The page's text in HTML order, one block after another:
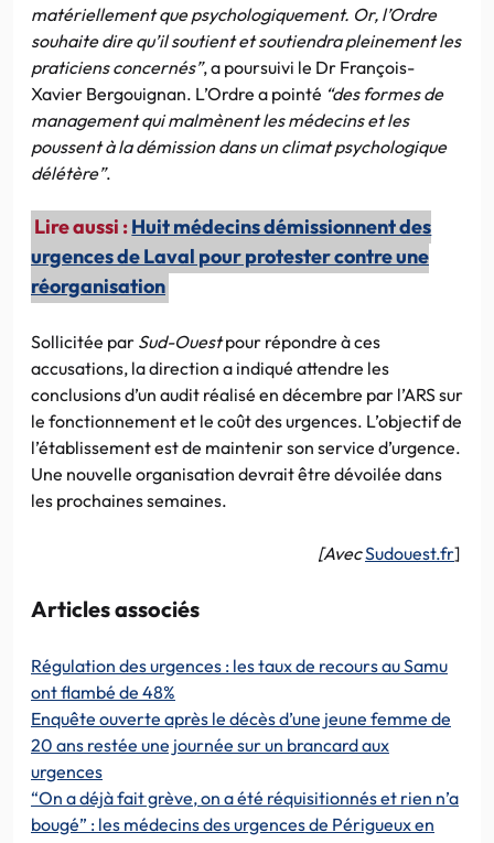
matériellement que psychologiquement. Or, l’Ordre
souhaite dire qu’il soutient et soutiendra pleinement les
praticiens concernés”, a poursuivi le Dr François-
Xavier Bergouignan. L’Ordre a pointé “des formes de
management qui malmènent les médecins et les
poussent à la démission dans un climat psychologique
délétère”.
Lire aussi :Huit médecins démissionnent des
urgences de Laval pour protester contre une
réorganisation
Sollicitée par Sud-Ouestpour répondre à ces
accusations, la direction a indiqué attendre les
conclusions d’un audit réalisé en décembre par l’ARS sur
le fonctionnement et le coût des urgences. L’objectif de
l’établissement est de maintenir son service d’urgence.
Une nouvelle organisation devrait être dévoilée dans
les prochaines semaines.
[AvecSudouest.fr]
Articles associés
Régulation des urgences : les taux de recours au Samu
ont flambé de 48%
Enquête ouverte après le décès d’une jeune femme de
20 ans restée une journée sur un brancard aux
urgences
“On a déjà fait grève, on a été réquisitionnés et rien n’a
bougé” : les médecins des urgences de Périgueux en